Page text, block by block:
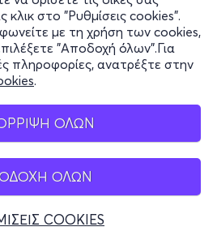
κλικ στο "Ρυθμίσεις cookies".
με τη χρήση των cookies,
"Αποδοχή όλων".Για
πληροφορίες, ανατρέξτε στην
.
ΟΛΩΝ
ΟΛΩΝ
COOKIES